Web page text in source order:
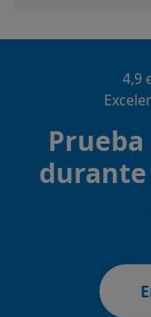
4,9
durante